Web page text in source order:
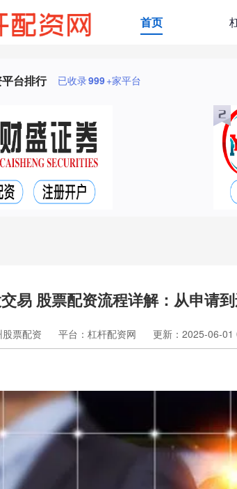
首页
台排行 已收录999+家平台
易 股票配资流程详解：从申请
票配资 平台：杠杆配资网 更新：2025-06-01